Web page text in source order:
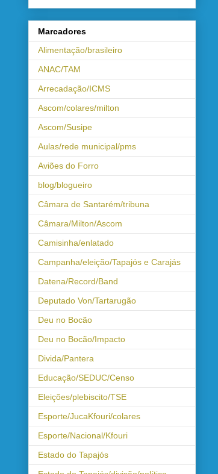
Marcadores
Alimentação/brasileiro
ANAC/TAM
Arrecadação/ICMS
Ascom/colares/milton
Ascom/Susipe
Aulas/rede municipal/pms
Aviões do Forro
blog/blogueiro
Câmara de Santarém/tribuna
Câmara/Milton/Ascom
Camisinha/enlatado
Campanha/eleição/Tapajós e Carajás
Datena/Record/Band
Deputado Von/Tartarugão
Deu no Bocão
Deu no Bocão/Impacto
Divida/Pantera
Educação/SEDUC/Censo
Eleições/plebiscito/TSE
Esporte/JucaKfouri/colares
Esporte/Nacional/Kfouri
Estado do Tapajós